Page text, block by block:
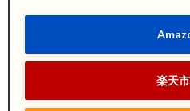
楽天